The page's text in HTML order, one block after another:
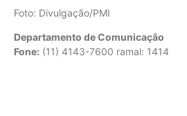
Foto: Divulgação/PMI
Departamento de Comunicação
Fone: (11) 4143-7600 ramal: 1414